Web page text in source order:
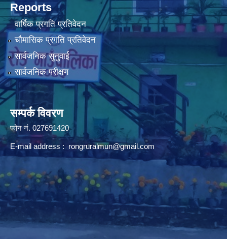
Reports
वार्षिक प्रगति प्रतिवेदन
चौमासिक प्रगति प्रतिवेदन
सार्वजनिक सुनुवाई
सार्वजनिक परीक्षण
सम्पर्क विवरण
फोन न‌ं. 027691420
E-mail address : rongruralmun@gmail.com